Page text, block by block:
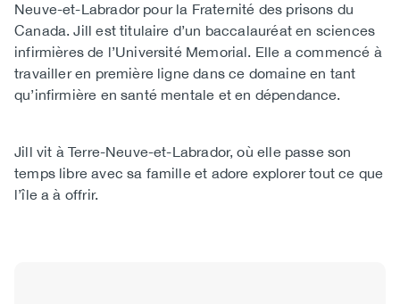
Neuve-et-Labrador pour la Fraternité des prisons du
Canada. Jill est titulaire d’un baccalauréat en sciences
infirmières de l’Université Memorial. Elle a commencé à
travailler en première ligne dans ce domaine en tant
qu’infirmière en santé mentale et en dépendance.
Jill vit à Terre-Neuve-et-Labrador, où elle passe son
temps libre avec sa famille et adore explorer tout ce que
l’île a à offrir.